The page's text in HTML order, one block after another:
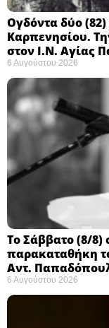
Ογδόντα δύο
Καρπενησίου.
στον Ι.Ν. Αγίας
6 Αυγούστου 2026
Το Σάββατο (8/8)
παρακαταθήκη
Αντ.
6 Αυγούστου 2026